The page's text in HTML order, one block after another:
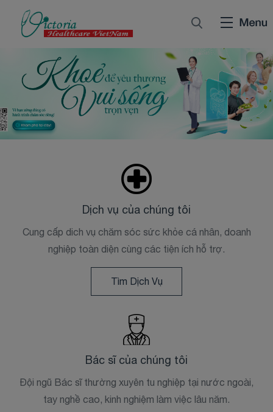
Dịch vụ của chúng tôi
Cung cấp dich vụ chăm sóc sức khỏe cá nhân, doanh
nghiệp toàn diện cùng các tiện ích hỗ trợ.
Tìm Dịch Vụ
Bác sĩ của chúng tôi
Đội ngũ Bác sĩ thường xuyên tu nghiệp tại nước ngoài,
tay nghề cao, kinh nghiệm làm việc lâu năm.